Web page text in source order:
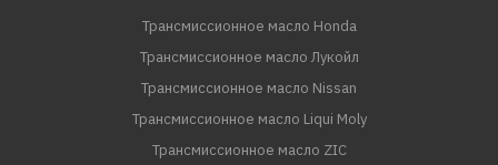
Трансмиссионное масло Honda
Трансмиссионное масло Лукойл
Трансмиссионное масло Nissan
Трансмиссионное масло Liqui Moly
Трансмиссионное масло ZIC